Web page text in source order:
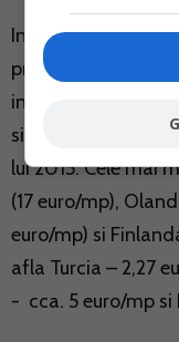
In ceea ce
pretul pe metrul
in majoritatea
situeaza la cca. 5
lui 2015. Cele mai
(17 euro/mp),
euro/mp) si
afla Turcia – 2,27
- cca. 5 euro/mp si